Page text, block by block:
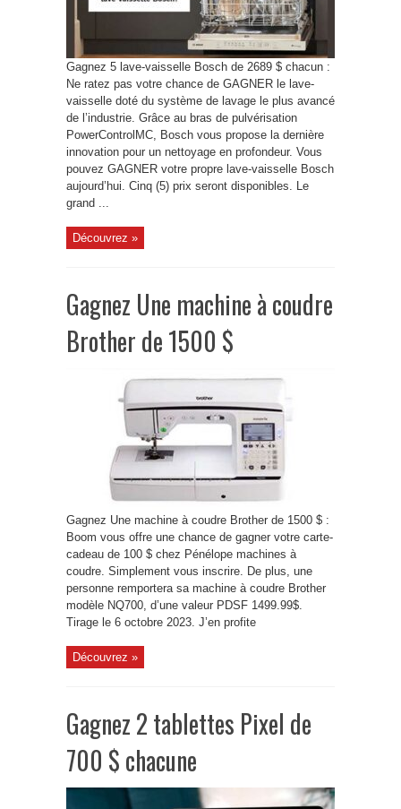
Gagnez 5 lave-vaisselle Bosch de 2689 $ chacun :
Ne ratez pas votre chance de GAGNER le lave-
vaisselle doté du système de lavage le plus avancé
de l’industrie. Grâce au bras de pulvérisation
PowerControlMC, Bosch vous propose la dernière
innovation pour un nettoyage en profondeur. Vous
pouvez GAGNER votre propre lave-vaisselle Bosch
aujourd’hui. Cinq (5) prix seront disponibles. Le
grand ...
Découvrez »
Gagnez Une machine à coudre
Brother de 1500 $
Gagnez Une machine à coudre Brother de 1500 $ :
Boom vous offre une chance de gagner votre carte-
cadeau de 100 $ chez Pénélope machines à
coudre. Simplement vous inscrire. De plus, une
personne remportera sa machine à coudre Brother
modèle NQ700, d’une valeur PDSF 1499.99$.
Tirage le 6 octobre 2023. J’en profite
Découvrez »
Gagnez 2 tablettes Pixel de
700 $ chacune